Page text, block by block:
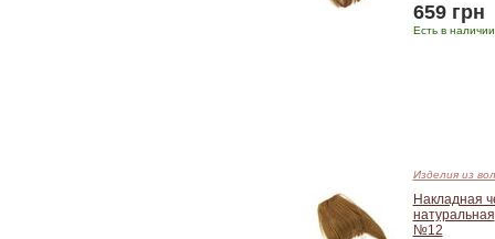
659 грн
Есть в наличии
Изделия из
Накладная
натуральная
№12